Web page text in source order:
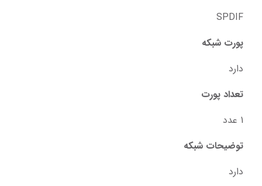
SPDIF
پورت شبکه
دارد
تعداد پورت
1 عدد
توضیحات شبکه
دارد